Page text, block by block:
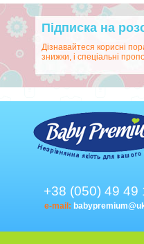
Підписка на
Дізнавайтеся корисні
знижки, і спеціальні
+38 (050) 49 49
e-mail: